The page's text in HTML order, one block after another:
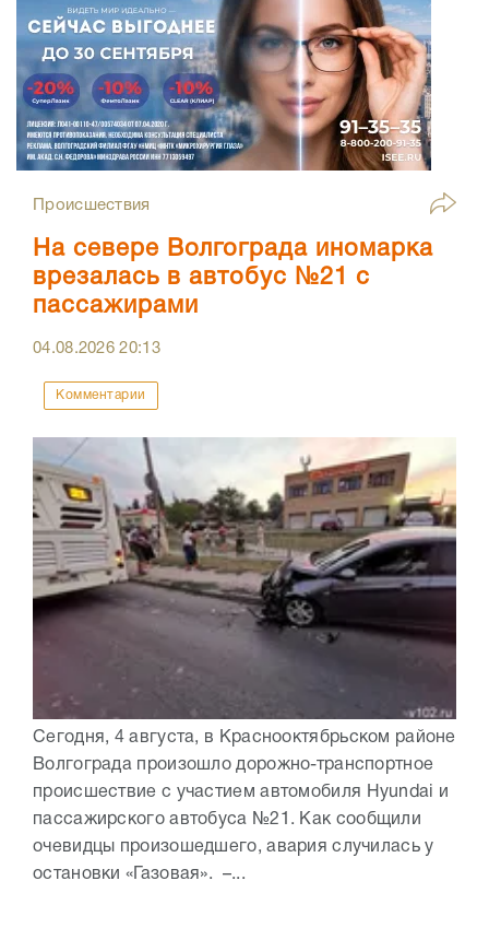
Происшествия
На севере Волгограда иномарка
врезалась в автобус №21 с
пассажирами
04.08.202620:13
Комментарии
Сегодня, 4 августа, в Краснооктябрьском районе
Волгограда произошло дорожно-транспортное
происшествие с участием автомобиля Hyundai и
пассажирского автобуса №21. Как сообщили
очевидцы произошедшего, авария случилась у
остановки «Газовая». –...